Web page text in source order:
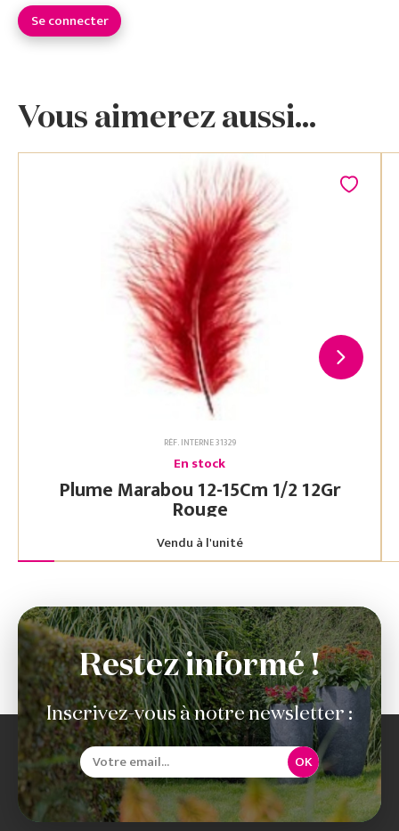
Se connecter
Vous aimerez aussi...
RÉF. INTERNE 31329
En stock
Plume Marabou 12-15Cm 1/2 12Gr
Rouge
Vendu à l'unité
Restez informé !
Inscrivez-vous à notre newsletter :
OK